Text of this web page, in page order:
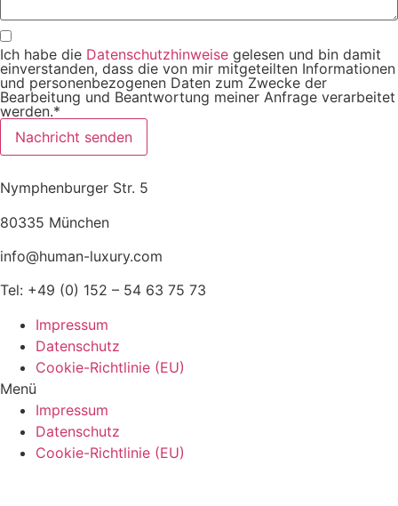
Ich habe die Datenschutzhinweise gelesen und bin damit
einverstanden, dass die von mir mitgeteilten Informationen
und personenbezogenen Daten zum Zwecke der
Bearbeitung und Beantwortung meiner Anfrage verarbeitet
werden.*
Nachricht senden
Nymphenburger Str. 5
80335 München
info@human-luxury.com
Tel: +49 (0) 152 – 54 63 75 73
Impressum
Datenschutz
Cookie-Richtlinie (EU)
Menü
Impressum
Datenschutz
Cookie-Richtlinie (EU)